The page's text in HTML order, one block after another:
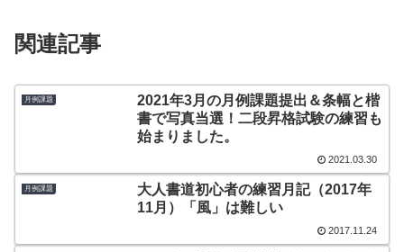
関連記事
月例課題
2021年3月の月例課題提出＆条幅と楷
書で写真当選！二段昇格試験の練習も
始まりました。
2021.03.30
月例課題
大人書道初心者の練習月記（2017年
11月）「風」は難しい
2017.11.24